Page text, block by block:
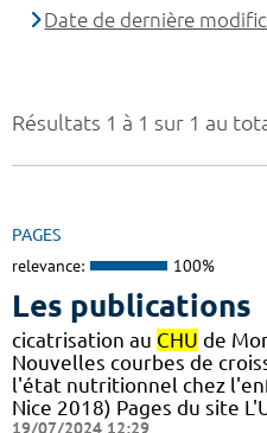
Résultats 1 à 1 sur 1 au
PAGES
relevance: 100%
Les publications
cicatrisation au CHU de
Nouvelles courbes de
l'état nutritionnel chez
Nice 2018) Pages du site
19/07/2024 12:29
Date de dernière